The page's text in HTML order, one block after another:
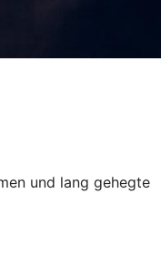
und lang gehegte